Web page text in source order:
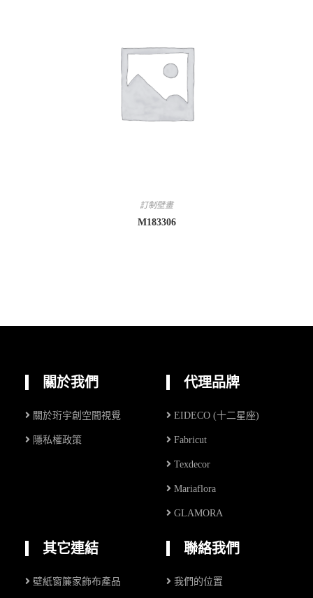
訂制壁畫
M183306
關於我們
關於珩宇創空間視覺
隱私權政策
代理品牌
EIDECO (十二星座)
Fabricut
Texdecor
Mariaflora
GLAMORA
其它連結
壁紙窗簾家飾布產品
聯絡我們
我們的位置